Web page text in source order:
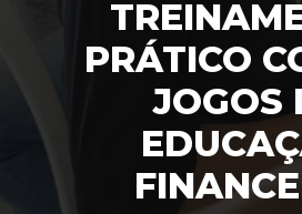
PRÁTICO
JOGOS